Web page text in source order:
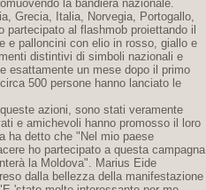
la bandiera nazionale.
Grecia, Italia, Norvegia, Portogallo,
partecipato al flashmob proiettando il
e palloncini con elio in rosso, giallo e
distintivi di simboli nazionali e
esattamente un mese dopo il primo
500 persone hanno lanciato le
azioni, sono stati veramente
​​e amichevoli hanno promosso il loro
ha detto che "Nel mio paese
ho partecipato a questa campagna
la Moldova". Marius Eide
dalla bellezza della manifestazione